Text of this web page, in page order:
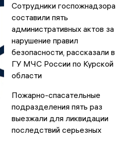
Сотрудники госпожнадзора
составили пять
административных актов за
нарушение правил
безопасности, рассказали в
ГУ МЧС России по Курской
области
Пожарно-спасательные
подразделения пять раз
выезжали для ликвидации
последствий серьезных